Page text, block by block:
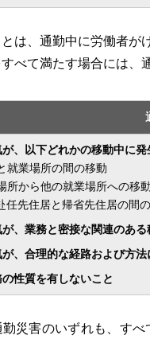
とは、通勤中に労働者が
べて満たす場合には、
、以下どれかの移動中に発
就業場所の間の移動
所から他の就業場所への移動
任先住居と帰省先住居の間
、業務と密接な関連のある
、合理的な経路および方法
性質を有しないこと
災害のいずれも、すべ